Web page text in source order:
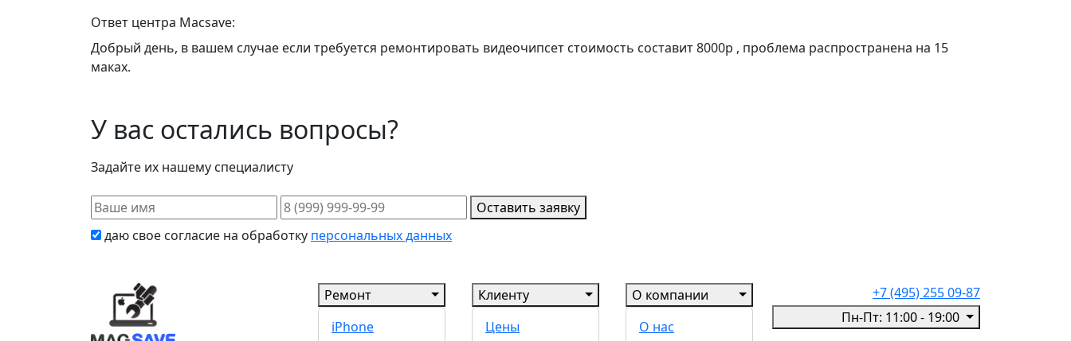
Ответ центра Macsave:
Добрый день, в вашем случае если требуется ремонтировать видеочипсет стоимость составит 8000р , проблема распространена на 15
маках.
У вас остались вопросы?
Задайте их нашему специалисту
Оставить заявку
даю свое согласие на обработку персональных данных
Ремонт
iPhone
Клиенту
Цены
О компании
О нас
+7 (495) 255 09-87
Пн-Пт: 11:00 - 19:00